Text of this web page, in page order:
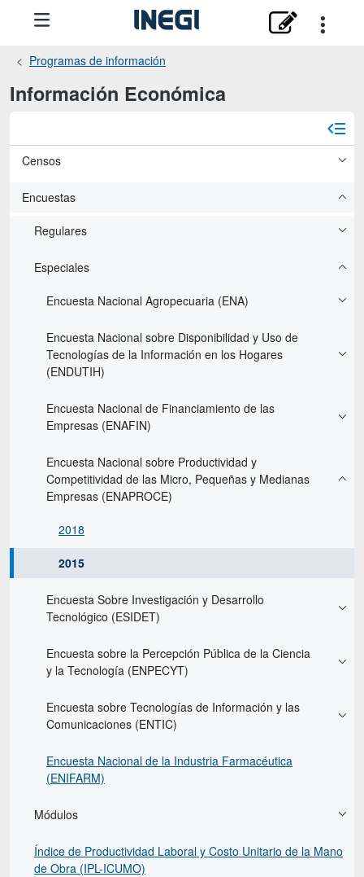
Programas de información
Información Económica
Censos
Encuestas
Regulares
Especiales
Encuesta Nacional Agropecuaria (ENA)
Encuesta Nacional sobre Disponibilidad y Uso de
Tecnologías de la Información en los Hogares
(ENDUTIH)
Encuesta Nacional de Financiamiento de las
Empresas (ENAFIN)
Encuesta Nacional sobre Productividad y
Competitividad de las Micro, Pequeñas y Medianas
Empresas (ENAPROCE)
2018
2015
Encuesta Sobre Investigación y Desarrollo
Tecnológico (ESIDET)
Encuesta sobre la Percepción Pública de la Ciencia
y la Tecnología (ENPECYT)
Encuesta sobre Tecnologías de Información y las
Comunicaciones (ENTIC)
Encuesta Nacional de la Industria Farmacéutica
(ENIFARM)
Módulos
Índice de Productividad Laboral y Costo Unitario de la Mano
de Obra (IPL-ICUMO)